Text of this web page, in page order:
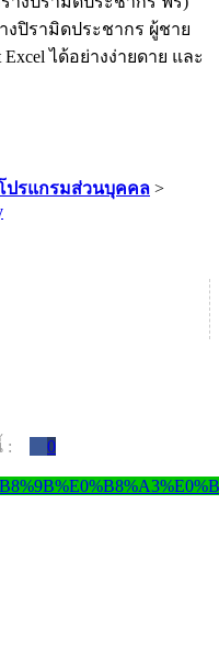
งปิรามิดประชากร ผู้ชาย
ได้อย่างง่ายดาย และ
โปรแกรมส่วนบุคคล >
: 0